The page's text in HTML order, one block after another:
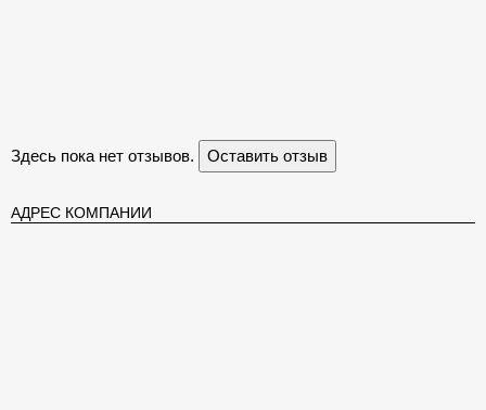
Здесь пока нет отзывов. Оставить отзыв
АДРЕС КОМПАНИИ